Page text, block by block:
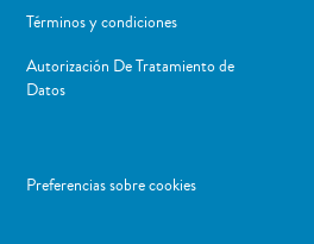
Términos y condiciones
Autorización De Tratamiento de
Datos
Preferencias sobre cookies